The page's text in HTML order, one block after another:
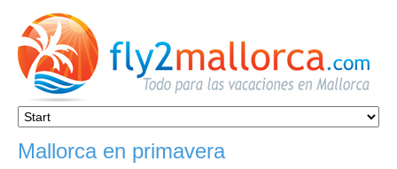
Mallorca en primavera